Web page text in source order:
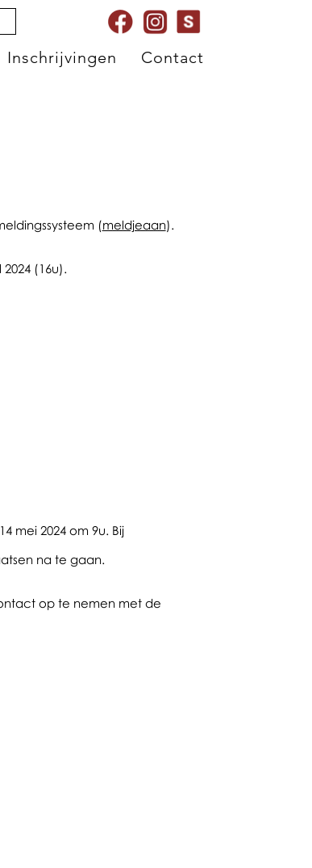
Inschrijvingen Contact
(meldjeaan).
(16u).
mei 2024 om 9u. Bij
na te gaan.
op te nemen met de